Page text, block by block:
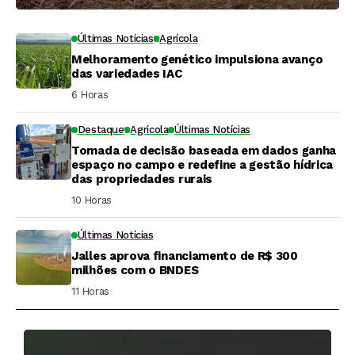
Últimas Notícias Agrícola
Melhoramento genético impulsiona avanço
das variedades IAC
6 Horas ⁮
Destaque Agrícola Últimas Notícias
Tomada de decisão baseada em dados ganha
espaço no campo e redefine a gestão hídrica
das propriedades rurais
10 Horas ⁮
Últimas Notícias
Jalles aprova financiamento de R$ 300
milhões com o BNDES
11 Horas ⁮